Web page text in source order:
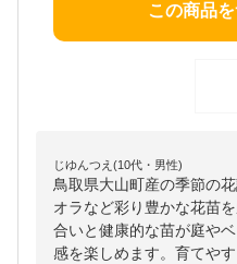
この商品
じゆんつえ(10代・男性)
鳥取県大山町産の季節の
オラなど彩り豊かな花苗
合いと健康的な苗が庭や
感を楽しめます。育てや